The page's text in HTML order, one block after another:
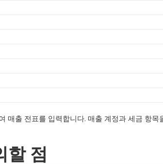
매출 전표를 입력합니다. 매출 계정과 세금 항목
할 점